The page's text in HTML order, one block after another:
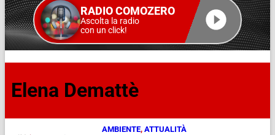
RADIO COMOZERO
Ascolta la radio
con un click!
Elena Demattè
AMBIENTE, ATTUALITÀ